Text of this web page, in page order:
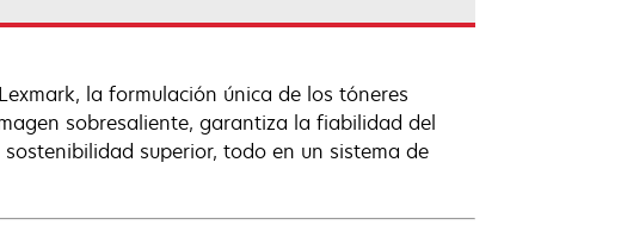
la formulación única de los tóneres
sobresaliente, garantiza la fiabilidad del
superior, todo en un sistema de